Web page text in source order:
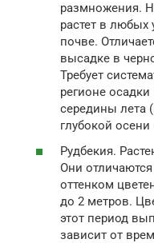
размножения.
растет в любых
почве.
высадке в
Требует
регионе
середины лета
глубокой осени
Рудбекия.
Они
оттенком
до 2 метров.
этот период
зависит от